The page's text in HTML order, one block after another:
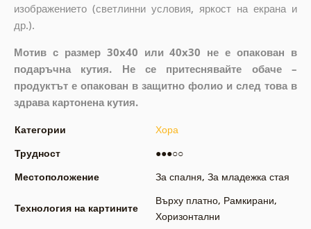
изображението (светлинни условия, яркост на екрана и
др.).
Мотив с размер 30x40 или 40x30 не е опакован в
подаръчна кутия. Не се притеснявайте обаче –
продуктът е опакован в защитно фолио и след това в
здрава картонена кутия.
Категории
Хора
Трудност
●●●○○
Местоположение
За спалня, За младежка стая
Технология на картините
Върху платно, Рамкирани,
Хоризонтални